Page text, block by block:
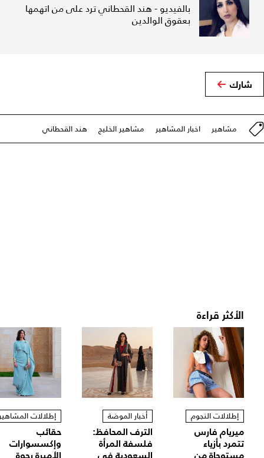
بالفيديو - هند القحطاني ترد على من اتهمها
بعقوق الوالدين
شارك
مشاهير اخبار المشاهير مشاهير الخليج هند القحطاني
الأكثر قراءة
إطلالات النجوم
ميريام فارس
تتمرد بأزياء
أخبار الموضة
الترف المحافظ:
فلسفة المرأة
إطلالات
حقائب
وإكسسوارات